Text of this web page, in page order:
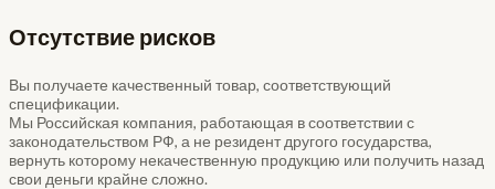
Отсутствие рисков
Вы получаете качественный товар, соответствующий
спецификации.
Мы Российская компания, работающая в соответствии с
законодательством РФ, а не резидент другого государства,
вернуть которому некачественную продукцию или получить назад
свои деньги крайне сложно.